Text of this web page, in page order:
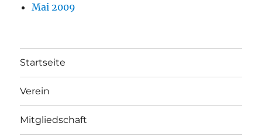
Mai 2009
Startseite
Verein
Mitgliedschaft